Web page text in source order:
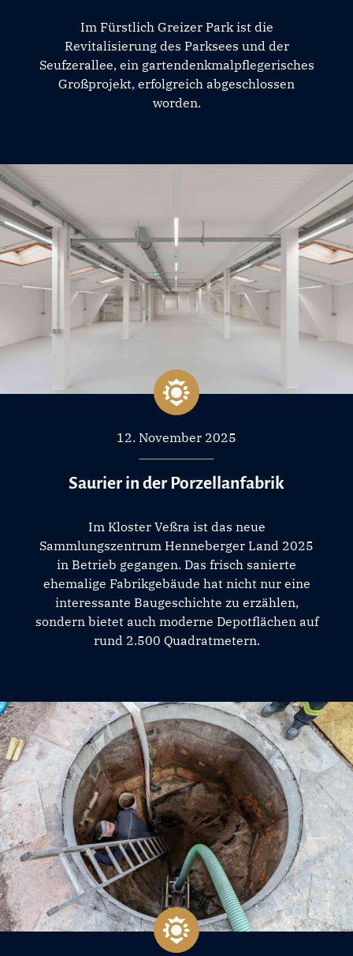
Im Fürstlich Greizer Park ist die
Revitalisierung des Parksees und der
Seufzerallee, ein gartendenkmalpflegerisches
Großprojekt, erfolgreich abgeschlossen
worden.
12. November 2025
Saurier in der Porzellanfabrik
Im Kloster Veßra ist das neue
Sammlungszentrum Henneberger Land 2025
in Betrieb gegangen. Das frisch sanierte
ehemalige Fabrikgebäude hat nicht nur eine
interessante Baugeschichte zu erzählen,
sondern bietet auch moderne Depotflächen auf
rund 2.500 Quadratmetern.